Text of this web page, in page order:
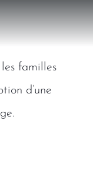
familles
d’une